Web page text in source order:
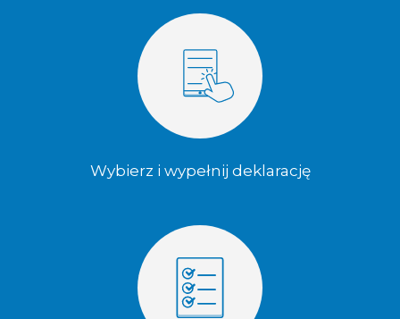
Wybierz i wypełnij deklarację